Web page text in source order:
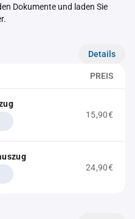
Dokumente und laden Sie
Details
PREIS
15,90€
24,90€